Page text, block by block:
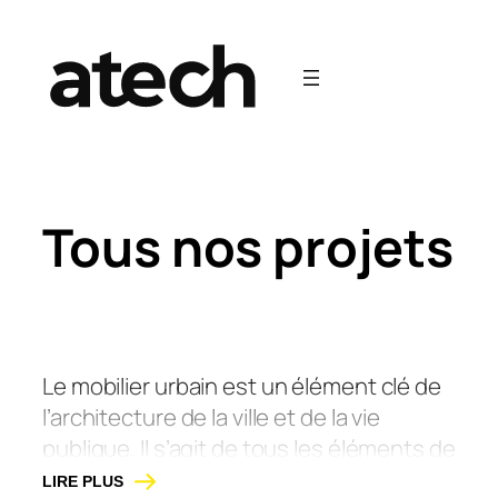
contenu
Tous nos projets
Le mobilier urbain est un élément clé de
l’architecture de la ville et de la vie
publique. Il s’agit de tous les éléments de
meubles et d’aménagement qui sont
LIRE PLUS